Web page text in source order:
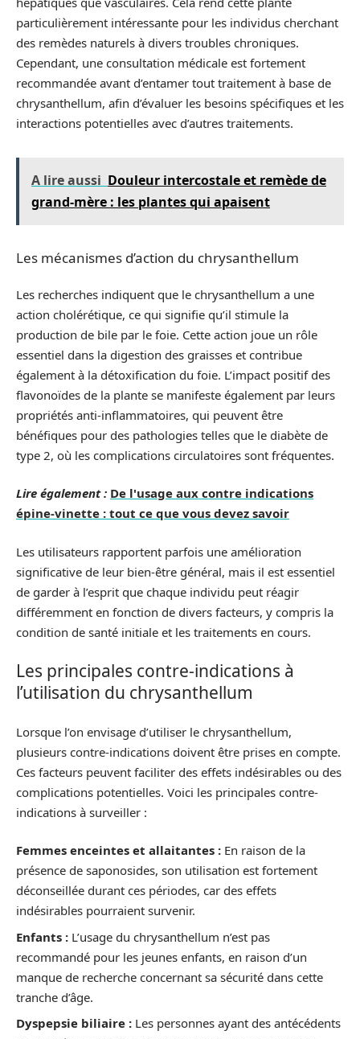
particulièrement intéressante pour les individus cherchant
des remèdes naturels à divers troubles chroniques.
Cependant, une consultation médicale est fortement
recommandée avant d’entamer tout traitement à base de
chrysanthellum, afin d’évaluer les besoins spécifiques et les
interactions potentielles avec d’autres traitements.
A lire aussi Douleur intercostale et remède de
grand-mère : les plantes qui apaisent
Les mécanismes d’action du chrysanthellum
Les recherches indiquent que le chrysanthellum a une
action cholérétique, ce qui signifie qu’il stimule la
production de bile par le foie. Cette action joue un rôle
essentiel dans la digestion des graisses et contribue
également à la détoxification du foie. L’impact positif des
flavonoïdes de la plante se manifeste également par leurs
propriétés anti-inflammatoires, qui peuvent être
bénéfiques pour des pathologies telles que le diabète de
type 2, où les complications circulatoires sont fréquentes.
Lire également : De l'usage aux contre indications
épine-vinette : tout ce que vous devez savoir
Les utilisateurs rapportent parfois une amélioration
significative de leur bien-être général, mais il est essentiel
de garder à l’esprit que chaque individu peut réagir
différemment en fonction de divers facteurs, y compris la
condition de santé initiale et les traitements en cours.
Les principales contre-indications à
l’utilisation du chrysanthellum
Lorsque l’on envisage d’utiliser le chrysanthellum,
plusieurs contre-indications doivent être prises en compte.
Ces facteurs peuvent faciliter des effets indésirables ou des
complications potentielles. Voici les principales contre-
indications à surveiller :
Femmes enceintes et allaitantes : En raison de la
présence de saponosides, son utilisation est fortement
déconseillée durant ces périodes, car des effets
indésirables pourraient survenir.
Enfants : L’usage du chrysanthellum n’est pas
recommandé pour les jeunes enfants, en raison d’un
manque de recherche concernant sa sécurité dans cette
tranche d’âge.
Dyspepsie biliaire : Les personnes ayant des antécédents